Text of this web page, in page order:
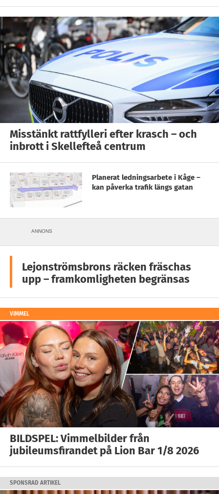
Misstänkt rattfylleri efter krasch – och
inbrott i Skellefteå centrum
Planerat ledningsarbete i Kåge –
kan påverka trafik längs gatan
ANNONS
Lejonströmsbrons räcken fräschas
upp – framkomligheten begränsas
VIMMEL
BILDSPEL: Vimmelbilder från
jubileumsfirandet på Lion Bar 1/8 2026
SPONSRAD ARTIKEL